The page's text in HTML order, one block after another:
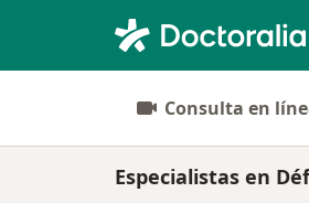
Consulta en
Especialistas en